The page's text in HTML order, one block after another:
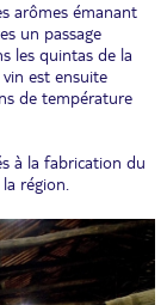
arômes émanant
un passage
les quintas de la
est ensuite
de température
à la fabrication du
région.